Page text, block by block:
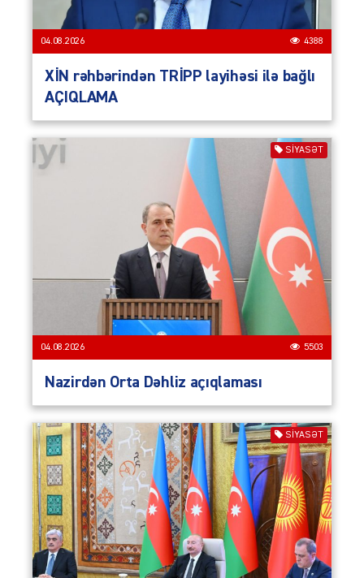
04.08.2026 4388
XİN rəhbərindən TRİPP layihəsi ilə bağlı
AÇIQLAMA
SIYASƏT
04.08.2026 5503
Nazirdən Orta Dəhliz açıqlaması
SIYASƏT